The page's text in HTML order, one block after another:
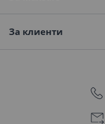
За клиенти